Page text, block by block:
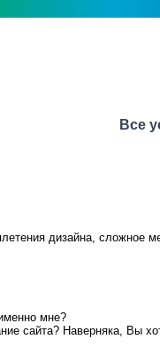
Все
дизайна, сложное
мне?
сайта? Наверняка, Вы